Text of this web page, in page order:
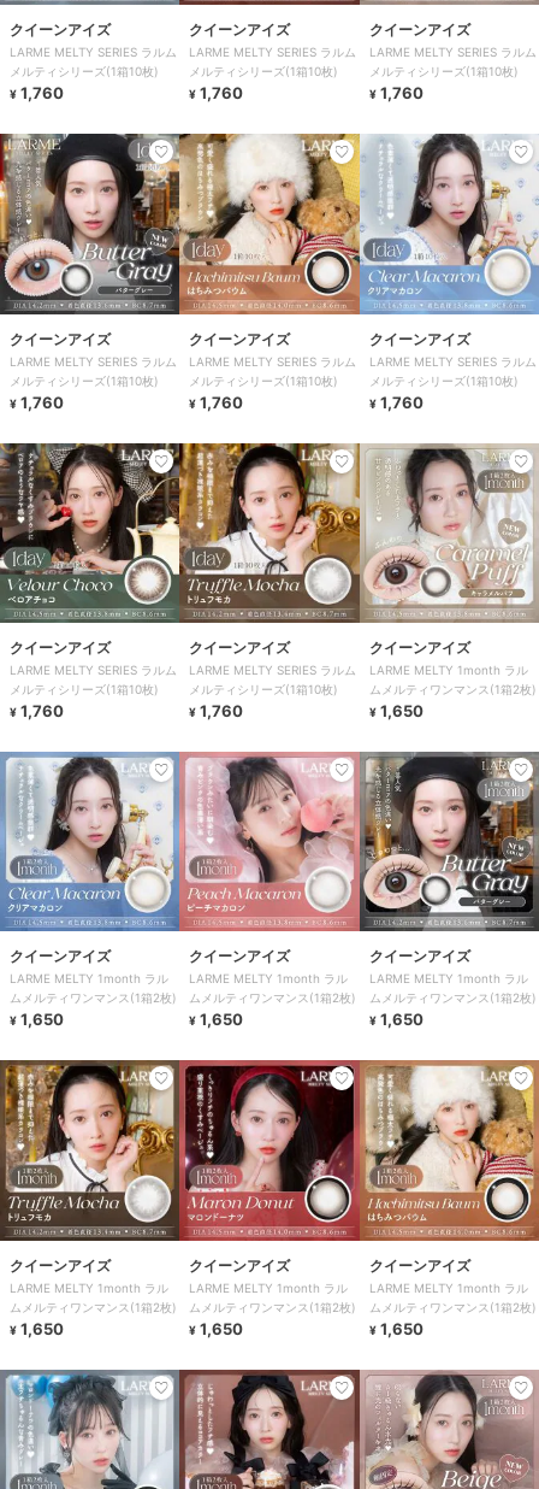
クイーンアイズ
LARME MELTY SERIES ラルム
メルティシリーズ(1箱10枚)
¥ 1,760
クイーンアイズ
LARME MELTY SERIES ラルム
メルティシリーズ(1箱10枚)
¥ 1,760
クイーンアイズ
LARME MELTY SERIES ラルム
メルティシリーズ(1箱10枚)
¥ 1,760
クイーンアイズ
LARME MELTY SERIES ラルム
メルティシリーズ(1箱10枚)
¥ 1,760
クイーンアイズ
LARME MELTY SERIES ラルム
メルティシリーズ(1箱10枚)
¥ 1,760
クイーンアイズ
LARME MELTY SERIES ラルム
メルティシリーズ(1箱10枚)
¥ 1,760
クイーンアイズ
LARME MELTY SERIES ラルム
メルティシリーズ(1箱10枚)
¥ 1,760
クイーンアイズ
LARME MELTY SERIES ラルム
メルティシリーズ(1箱10枚)
¥ 1,760
クイーンアイズ
LARME MELTY 1month ラル
ムメルティワンマンス(1箱2枚)
¥ 1,650
クイーンアイズ
LARME MELTY 1month ラル
ムメルティワンマンス(1箱2枚)
¥ 1,650
クイーンアイズ
LARME MELTY 1month ラル
ムメルティワンマンス(1箱2枚)
¥ 1,650
クイーンアイズ
LARME MELTY 1month ラル
ムメルティワンマンス(1箱2枚)
¥ 1,650
クイーンアイズ
LARME MELTY 1month ラル
ムメルティワンマンス(1箱2枚)
¥ 1,650
クイーンアイズ
LARME MELTY 1month ラル
ムメルティワンマンス(1箱2枚)
¥ 1,650
クイーンアイズ
LARME MELTY 1month ラル
ムメルティワンマンス(1箱2枚)
¥ 1,650